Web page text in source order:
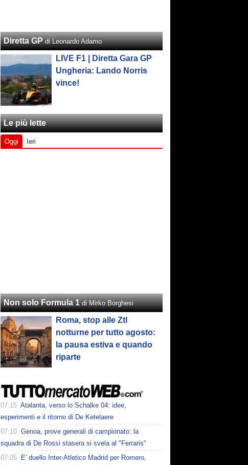
Diretta GP di Leonardo Adamo
LIVE F1 | Diretta Gara GP
Ungheria: Lando Norris
vince!
Le più lette
Oggi Ieri
Non solo Formula 1 di Mirko Borghesi
Roma, stop alle Ztl
notturne per tutto agosto:
la pausa estiva e quando
riparte
07:15 Atalanta, verso lo Schalke 04: idee,
esperimenti e il ritorno di De Ketelaere
07:10 Genoa, prove generali di campionato: la
squadra di De Rossi stasera si svela al "Ferraris"
07:05
E' duello Inter-Atletico Madrid per Romero,